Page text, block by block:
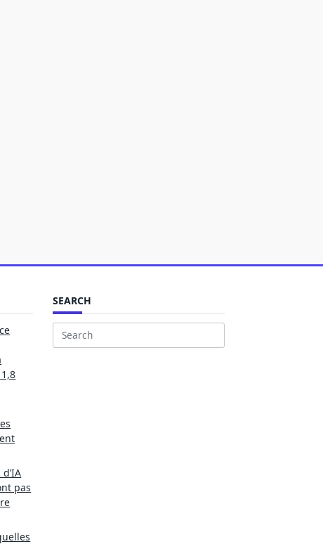
pas
SEARCH
Search